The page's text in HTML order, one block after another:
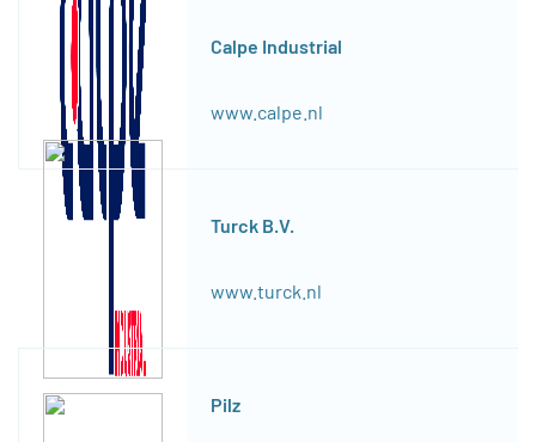
Calpe Industrial
www.calpe.nl
Turck B.V.
www.turck.nl
Pilz